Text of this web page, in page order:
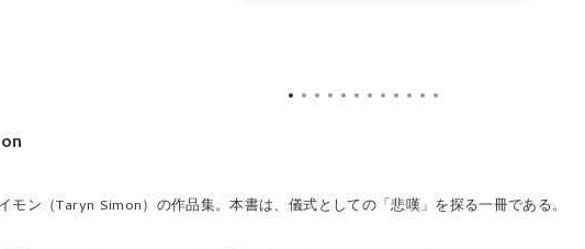
ン（Taryn Simon）の作品集。本書は、儀式としての「悲嘆」を探る一冊である。